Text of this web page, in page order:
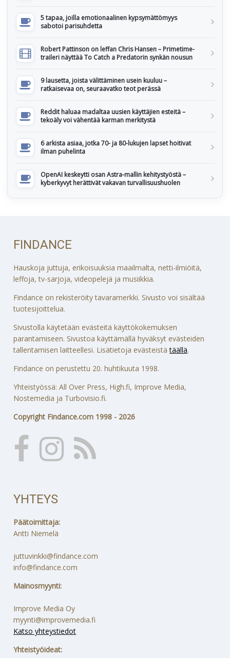
5 tapaa, joilla emotionaalinen kypsymättömyys
sabotoi parisuhdetta
Robert Pattinson on leffan Chris Hansen – Primetime-
traileri näyttää To Catch a Predatorin synkän nousun
9 lausetta, joista välittäminen usein kuuluu –
ratkaisevaa on, seuraavatko teot perässä
Reddit haluaa madaltaa uusien käyttäjien esteitä –
tekoäly voi vähentää karman merkitystä
6 arkista asiaa, jotka 70- ja 80-lukujen lapset hoitivat
ilman puhelinta
OpenAI keskeytti osan Astra-mallin kehitystyöstä –
kyberkyvyt herättivät vakavan turvallisuushuolen
FINDANCE
Hauskoja juttuja, erikoisuuksia maailmalta, netti-ilmiöitä,
leffoja, tv-sarjoja, videopelejä ja musiikkia.
Findance on rekisteröity tavaramerkki. Sivusto voi sisältää
tuotesijoittelua.
Sivustolla käytetään evästeitä käyttökokemuksen
parantamiseen. Sivustoa käyttämällä hyväksyt evästeiden
tallentamisen laitteellesi. Lisätietoja evästeistätäällä.
Findance on perustettu 20. huhtikuuta 1998.
Yhteistyössä: All Over Press, High.fi, Improve Media,
Nostemedia ja Turbovisio.fi.
Copyright Findance.com 1998 - 2026
YHTEYS
Päätoimittaja:
Antti Niemelä
juttuvinkki@findance.com
info@findance.com
Mainosmyynti:
Improve Media Oy
myynti@improvemedia.fi
Katso yhteystiedot
Yhteistyöideat: